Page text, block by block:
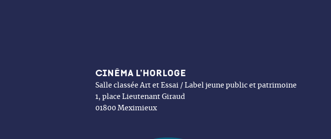
Cinéma l’Horloge
Salle classée Art et Essai / Label jeune public et patrimoine
1, place Lieutenant Giraud
01800 Meximieux